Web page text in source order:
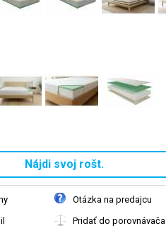
Nájdi svoj rošt.
Otázka na predajcu
Pridať do porovnávača